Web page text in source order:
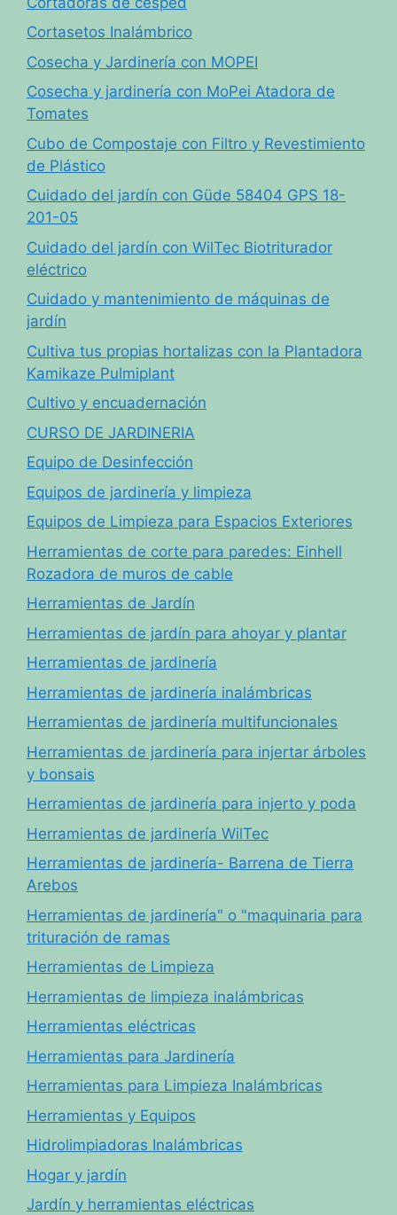
Cortasetos Inalámbrico
Cosecha y Jardinería con MOPEI
Cosecha y jardinería con MoPei Atadora de
Tomates
Cubo de Compostaje con Filtro y Revestimiento
de Plástico
Cuidado del jardín con Güde 58404 GPS 18-
201-05
Cuidado del jardín con WilTec Biotriturador
eléctrico
Cuidado y mantenimiento de máquinas de
jardín
Cultiva tus propias hortalizas con la Plantadora
Kamikaze Pulmiplant
Cultivo y encuadernación
CURSO DE JARDINERIA
Equipo de Desinfección
Equipos de jardinería y limpieza
Equipos de Limpieza para Espacios Exteriores
Herramientas de corte para paredes: Einhell
Rozadora de muros de cable
Herramientas de Jardín
Herramientas de jardín para ahoyar y plantar
Herramientas de jardinería
Herramientas de jardinería inalámbricas
Herramientas de jardinería multifuncionales
Herramientas de jardinería para injertar árboles
y bonsais
Herramientas de jardinería para injerto y poda
Herramientas de jardinería WilTec
Herramientas de jardinería- Barrena de Tierra
Arebos
Herramientas de jardinería" o "maquinaria para
trituración de ramas
Herramientas de Limpieza
Herramientas de limpieza inalámbricas
Herramientas eléctricas
Herramientas para Jardinería
Herramientas para Limpieza Inalámbricas
Herramientas y Equipos
Hidrolimpiadoras Inalámbricas
Hogar y jardín
Jardín y herramientas eléctricas